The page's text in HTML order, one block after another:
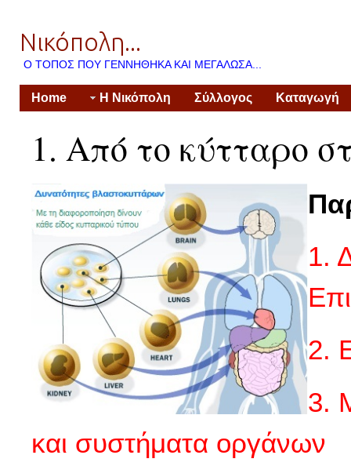
Νικόπολη...
Ο ΤΌΠΟΣ ΠΟΥ ΓΕΝΝΉΘΗΚΑ ΚΑΙ ΜΕΓΆΛΩΣΑ...
Home Η Νικόπολη Σύλλογος Καταγωγή
1. Από το κύτταρο
1.
2.
3.
και συστήματα οργάνων